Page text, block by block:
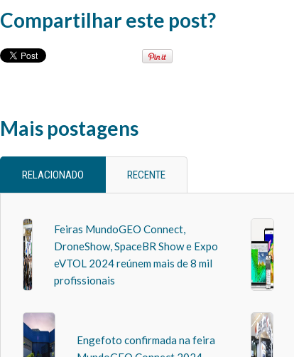
Compartilhar este post?
Mais postagens
RELACIONADO RECENTE
Feiras MundoGEO Connect,
DroneShow, SpaceBR Show e Expo
eVTOL 2024 reúnem mais de 8 mil
profissionais
Engefoto confirmada na feira